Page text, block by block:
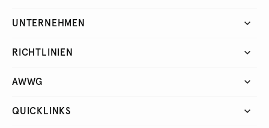
UNTERNEHMEN
RICHTLINIEN
AWWG
QUICKLINKS